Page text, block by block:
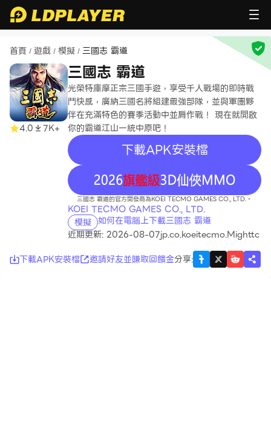
首頁 / 遊戲 / 模擬 / 三國志 霸道
4.0 7K+
三國志 霸道
光榮特庫摩正宗三國手遊，享受千人戰場的即時戰
鬥快感，廣納三國名將組建最強部隊，並與軍團夥
伴在充滿特色的賽季活動中並肩作戰！ 現在就開啟
你的霸道江山一統中原吧！
下載APK安裝檔
recommend
三國志 霸道的官方開發商為KOEI TECMO GAMES CO., LTD.。
KOEI TECMO GAMES CO., LTD.
模擬 如何在電腦上下載三國志 霸道
近期更新: 2026-08-07jp.co.koeitecmo.Mighttc
下載APK安裝檔
邀請好友並賺取回饋金分享: